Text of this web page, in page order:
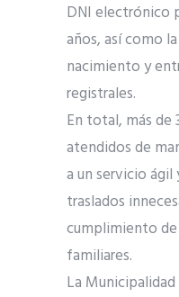
DNI electrónico
años, así como
nacimiento y
registrales.
En total, más de
atendidos de
a un servicio
traslados
cumplimiento
familiares.
La